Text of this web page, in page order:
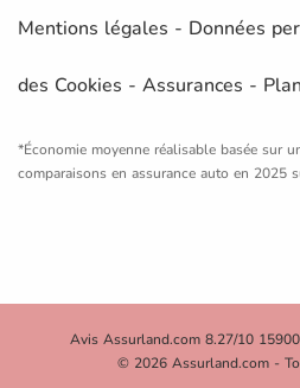
Mentions légales - Données
des Cookies - Assurances -
*Économie moyenne réalisable basée sur
comparaisons en assurance auto en 2025
Avis Assurland.com 8.27/10
© 2026 Assurland.com -